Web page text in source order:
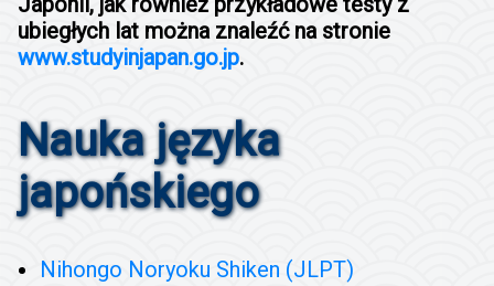
ubiegłych lat można znaleźć na stronie
www.studyinjapan.go.jp.
Nauka języka
japońskiego
Nihongo Noryoku Shiken (JLPT)